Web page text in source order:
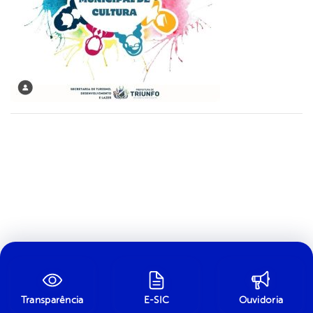
Transparência E-SIC Ouvidoria